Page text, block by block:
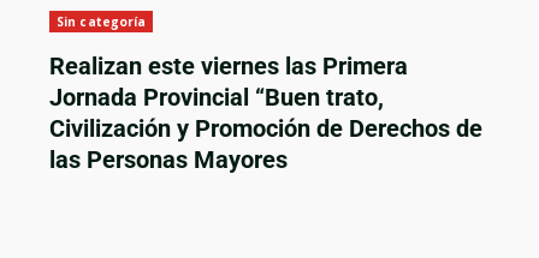
Sin categoría
Realizan este viernes las Primera
Jornada Provincial “Buen trato,
Civilización y Promoción de Derechos de
las Personas Mayores